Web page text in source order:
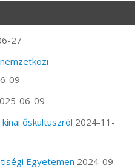
27
09
06-09
őskultuszról 2024-11-
Egyetemen 2024-09-